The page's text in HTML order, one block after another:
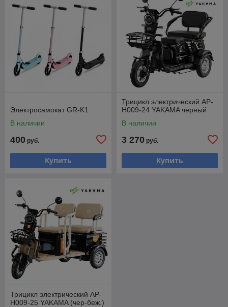
Электросамокат GR-K1
В наличии
400 руб.
Купить
Трицикл электрический AP-
H009-24 YAKAMA черный
В наличии
3 270 руб.
Купить
Трицикл электрический AP-
H009-25 YAKAMA (чер-беж.)